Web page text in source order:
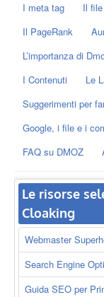
I meta tag
Il
Il PageRank
L’importanza di
I Contenuti
Le
Suggerimenti per
Google, i file e i
FAQ su DMOZ
Le risorse
Cloaking
Webmaster
Search Engine
Guida SEO per